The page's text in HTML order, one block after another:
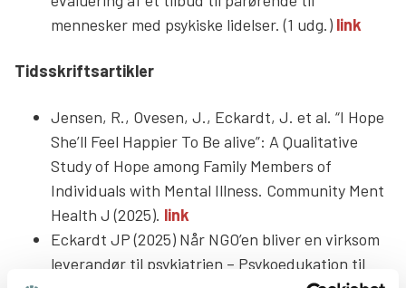
mennesker med psykiske lidelser. (1 udg.) link
Tidsskriftsartikler
Jensen, R., Ovesen, J., Eckardt, J. et al. “I Hope
She’ll Feel Happier To Be alive”: A Qualitative
Study of Hope among Family Members of
Individuals with Mental Illness. Community Ment
Health J (2025). link
Eckardt JP (2025) Når NGO’en bliver en virksom
leverandør til psykiatrien – Psykoedukation til